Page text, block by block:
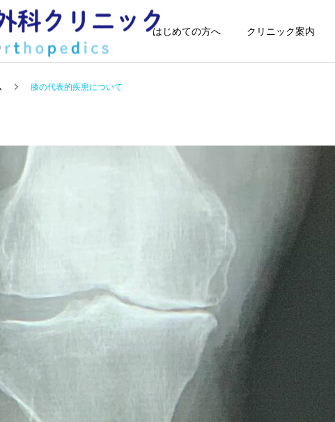
はじめての方へ クリニック案内
スポーツ整形
MRI
スポーツ整形
MRI
膝の代表的疾患について